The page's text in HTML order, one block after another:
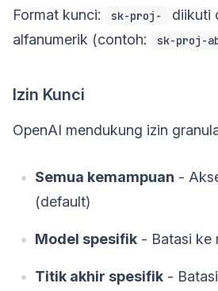
Format kunci: sk-proj-
diikuti
alfanumerik (contoh:
sk-proj-
Izin Kunci
OpenAI mendukung izin
Semua kemampuan -
(default)
Model spesifik - Batasi ke
Titik akhir spesifik -